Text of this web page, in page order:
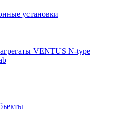
установки
VENTUS N-type